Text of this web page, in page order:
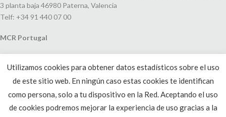
3 planta baja 46980 Paterna, Valencia
Telf: +34 91 440 07 00
MCR Portugal
João V, 24
1250-091 Lisboa, Portugal
Telf: +351 220 993 033
Utilizamos cookies para obtener datos estadísticos sobre el uso
de este sitio web. En ningún caso estas cookies te identifican
como persona, solo a tu dispositivo en la Red. Aceptando el uso
de cookies podremos mejorar la experiencia de uso gracias a la